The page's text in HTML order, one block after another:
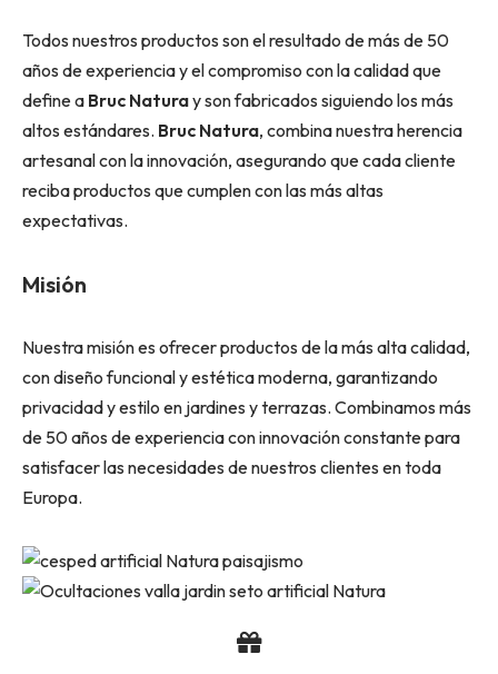
Todos nuestros productos son el resultado de más de 50
años de experiencia y el compromiso con la calidad que
define a Bruc Naturay son fabricados siguiendo los más
altos estándares. Bruc Natura, combina nuestra herencia
artesanal con la innovación, asegurando que cada cliente
reciba productos que cumplen con las más altas
expectativas.
Misión
Nuestra misión es ofrecer productos de la más alta calidad,
con diseño funcional y estética moderna, garantizando
privacidad y estilo en jardines y terrazas. Combinamos más
de 50 años de experiencia con innovación constante para
satisfacer las necesidades de nuestros clientes en toda
Europa.